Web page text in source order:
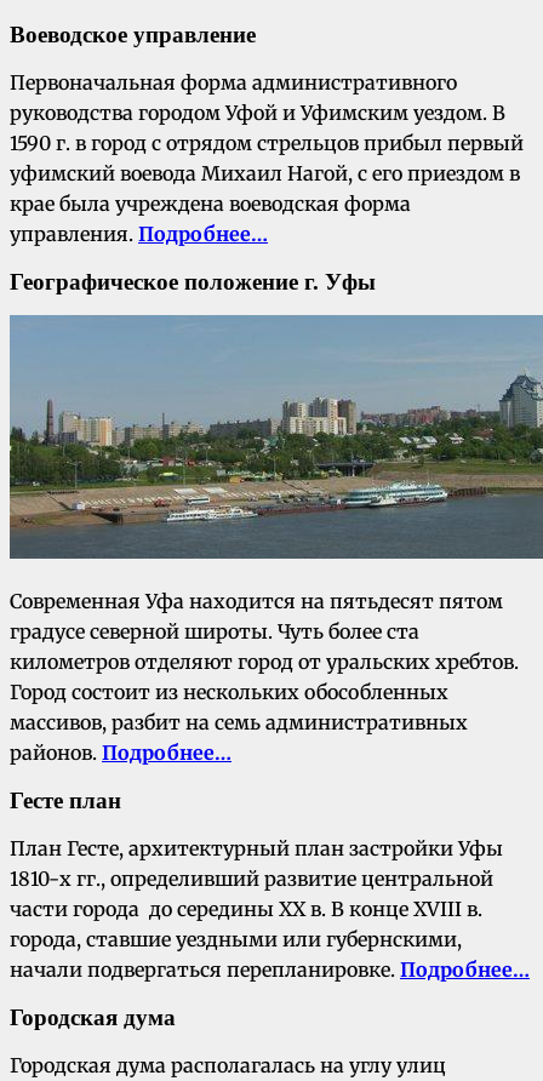
Воеводское управление
Первоначальная форма административного
руководства городом Уфой и Уфимским уездом. В
1590 г. в город с отрядом стрельцов прибыл первый
уфимский воевода Михаил Нагой, с его приездом в
крае была учреждена воеводская форма
управления. Подробнее…
Географическое положение г. Уфы
Современная Уфа находится на пятьдесят пятом
градусе северной широты. Чуть более ста
километров отделяют город от уральских хребтов.
Город состоит из нескольких обособленных
массивов, разбит на семь административных
районов. Подробнее…
Гесте план
План Гесте, архитектурный план застройки Уфы
1810-х гг., определивший развитие центральной
части города до середины XX в. В конце XVIII в.
города, ставшие уездными или губернскими,
начали подвергаться перепланировке. Подробнее…
Городская дума
Городская дума располагалась на углу улиц